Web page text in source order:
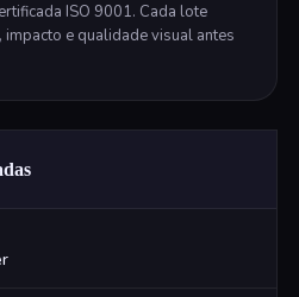
ISO 9001. Cada lote
e qualidade visual antes